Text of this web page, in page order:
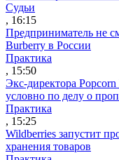
Судьи
, 16:15
Предприниматель не
Burberry в России
Практика
, 15:50
Экс-директора
условно по делу о
Практика
, 15:25
Wildberries запустит
хранения товаров